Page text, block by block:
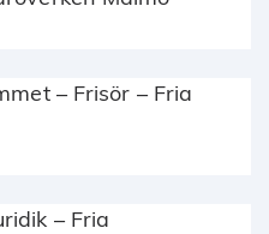
– Frisör – Fria
– Fria